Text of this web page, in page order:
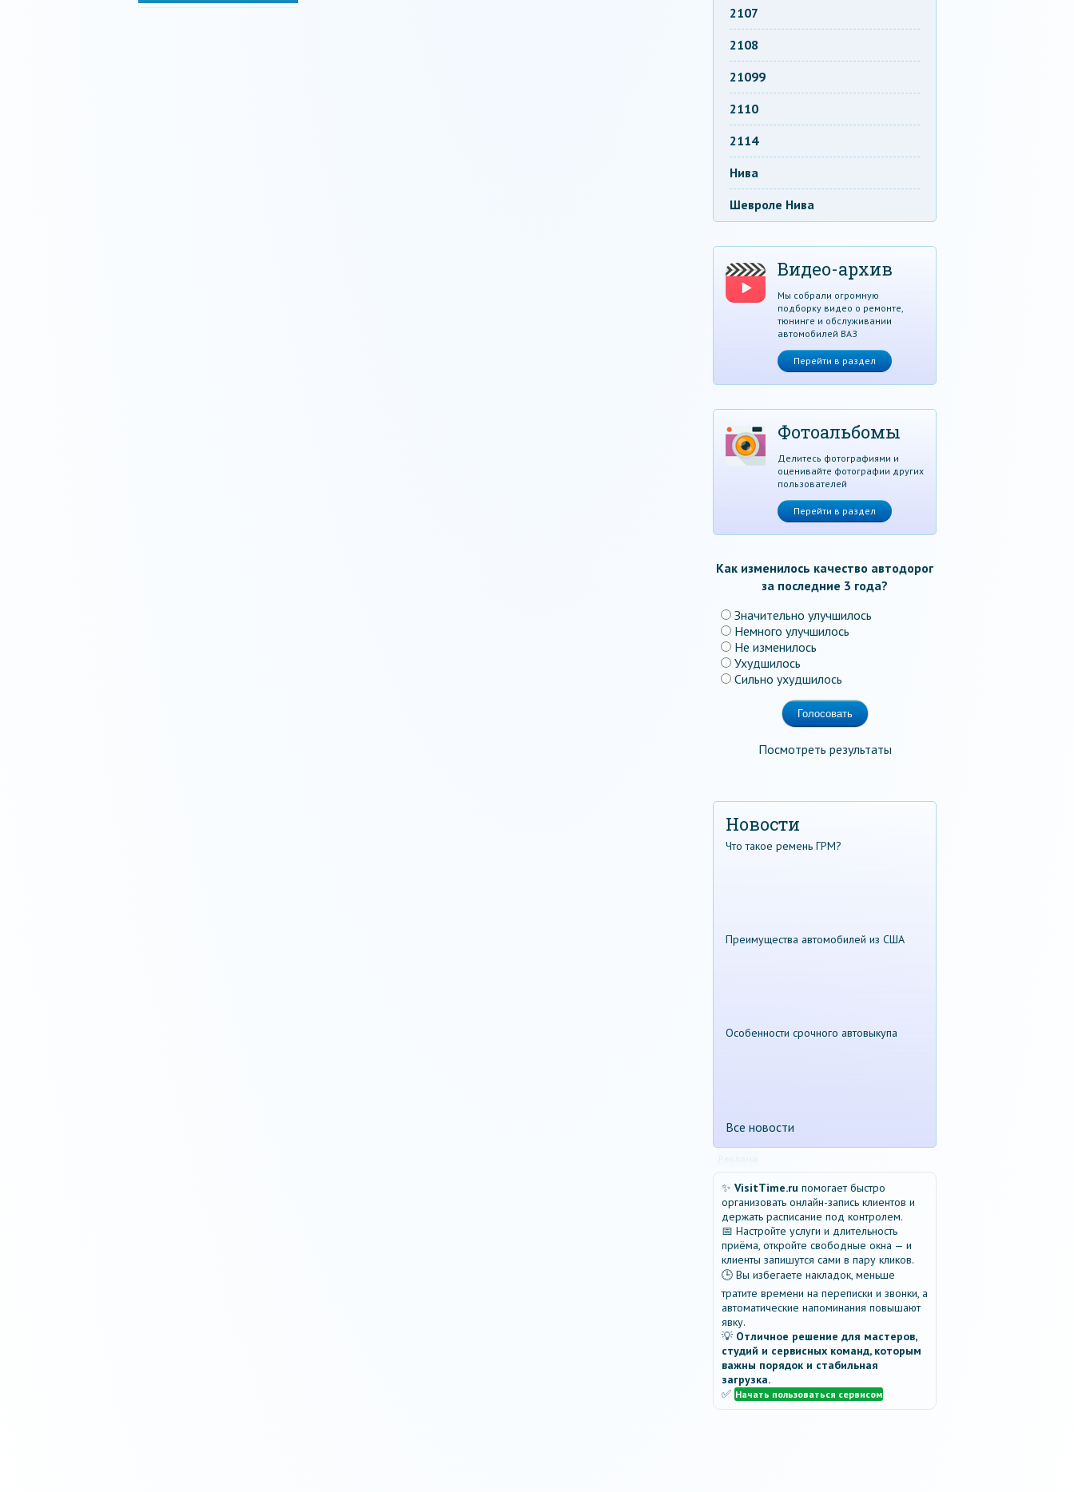
2107
2108
21099
2110
2114
Нива
Шевроле Нива
Видео-архив
Мы собрали огромную
подборку видео о ремонте,
тюнинге и обслуживании
автомобилей ВАЗ
Перейти в раздел
Фотоальбомы
Делитесь фотографиями и
оценивайте фотографии других
пользователей
Перейти в раздел
Как изменилось качество автодорог
за последние 3 года?
Значительно улучшилось
Немного улучшилось
Не изменилось
Ухудшилось
Сильно ухудшилось
Посмотреть результаты
Новости
Что такое ремень ГРМ?
Преимущества автомобилей из США
Особенности срочного автовыкупа
Все новости
✨ VisitTime.ru помогает быстро
организовать онлайн-запись клиентов и
держать расписание под контролем.
📅 Настройте услуги и длительность
приёма, откройте свободные окна — и
клиенты запишутся сами в пару кликов.
🕒 Вы избегаете накладок, меньше
тратите времени на переписки и звонки, а
автоматические напоминания повышают
явку.
💡 Отличное решение для мастеров,
студий и сервисных команд, которым
важны порядок и стабильная
загрузка.
✅ Начать пользоваться сервисом